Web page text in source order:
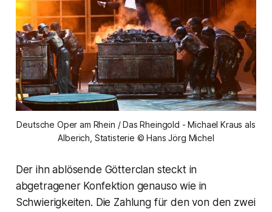
Deutsche Oper am Rhein / Das Rheingold - Michael Kraus als
Alberich, Statisterie © Hans Jörg Michel
Der ihn ablösende Götterclan steckt in
abgetragener Konfektion genauso wie in
Schwierigkeiten. Die Zahlung für den von den zwei